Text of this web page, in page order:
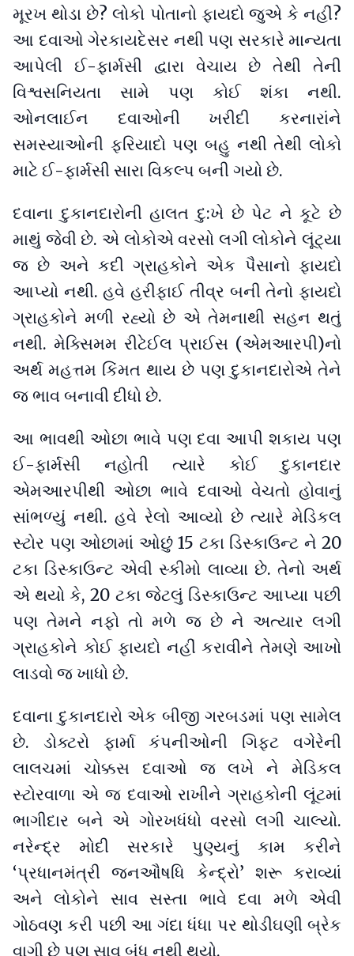
મૂરખ થોડા છે? લોકો પોતાનો ફાયદો જુએ કે નહીં?
આ દવાઓ ગેરકાયદેસર નથી પણ સરકારે માન્યતા
આપેલી ઈ-ફાર્મસી દ્વારા વેચાય છે તેથી તેની
વિશ્વસનિયતા સામે પણ કોઈ શંકા નથી.
ઓનલાઈન દવાઓની ખરીદી કરનારાંને
સમસ્યાઓની ફરિયાદો પણ બહુ નથી તેથી લોકો
માટે ઈ-ફાર્મસી સારા વિકલ્પ બની ગયો છે.
દવાના દુકાનદારોની હાલત દુ:ખે છે પેટ ને કૂટે છે
માથું જેવી છે. એ લોકોએ વરસો લગી લોકોને લૂંટ્યા
જ છે અને કદી ગ્રાહકોને એક પૈસાનો ફાયદો
આપ્યો નથી. હવે હરીફાઈ તીવ્ર બની તેનો ફાયદો
ગ્રાહકોને મળી રહ્યો છે એ તેમનાથી સહન થતું
નથી. મેક્સિમમ રીટેઈલ પ્રાઈસ (એમઆરપી)નો
અર્થ મહત્તમ કિંમત થાય છે પણ દુકાનદારોએ તેને
જ ભાવ બનાવી દીધો છે.
આ ભાવથી ઓછા ભાવે પણ દવા આપી શકાય પણ
ઈ-ફાર્મસી નહોતી ત્યારે કોઈ દુકાનદાર
એમઆરપીથી ઓછા ભાવે દવાઓ વેચતો હોવાનું
સાંભળ્યું નથી. હવે રેલો આવ્યો છે ત્યારે મેડિકલ
સ્ટોર પણ ઓછામાં ઓછું 15 ટકા ડિસ્કાઉન્ટ ને 20
ટકા ડિસ્કાઉન્ટ એવી સ્કીમો લાવ્યા છે. તેનો અર્થ
એ થયો કે, 20 ટકા જેટલું ડિસ્કાઉન્ટ આપ્યા પછી
પણ તેમને નફો તો મળે જ છે ને અત્યાર લગી
ગ્રાહકોને કોઈ ફાયદો નહીં કરાવીને તેમણે આખો
લાડવો જ ખાધો છે.
દવાના દુકાનદારો એક બીજી ગરબડમાં પણ સામેલ
છે. ડોક્ટરો ફાર્મા કંપનીઓની ગિફ્ટ વગેરેની
લાલચમાં ચોક્કસ દવાઓ જ લખે ને મેડિકલ
સ્ટોરવાળા એ જ દવાઓ રાખીને ગ્રાહકોની લૂંટમાં
ભાગીદાર બને એ ગોરખધંધો વરસો લગી ચાલ્યો.
નરેન્દ્ર મોદી સરકારે પુણ્યનું કામ કરીને
‘પ્રધાનમંત્રી જનઔષધિ કેન્દ્રો’ શરૂ કરાવ્યાં
અને લોકોને સાવ સસ્તા ભાવે દવા મળે એવી
ગોઠવણ કરી પછી આ ગંદા ધંધા પર થોડીઘણી બ્રેક
વાગી છે પણ સાવ બંધ નથી થયો.